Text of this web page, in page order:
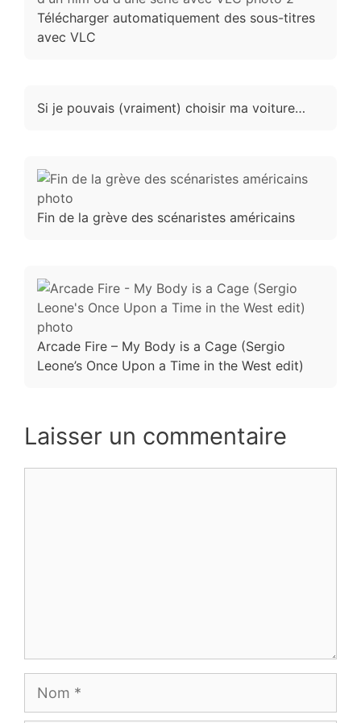
Télécharger automatiquement des sous-titres
avec VLC
Si je pouvais (vraiment) choisir ma voiture…
Fin de la grève des scénaristes américains
Arcade Fire – My Body is a Cage (Sergio
Leone’s Once Upon a Time in the West edit)
Laisser un commentaire